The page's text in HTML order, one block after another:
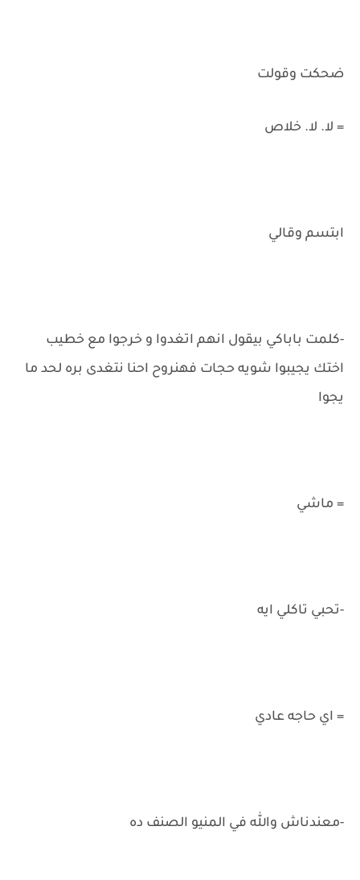
ضحكت وقولت
= لا. لا. خلاص
ابتسم وقالي
-كلمت باباكي بيقول انهم اتغدوا و خرجوا مع خطيب
اختك يجيبوا شويه حجات فهنروح احنا نتغدى بره لحد ما
يجوا
= ماشي
-تحبي تاكلي ايه
= اي حاجه عادي
-معندناش والله في المنيو الصنف ده